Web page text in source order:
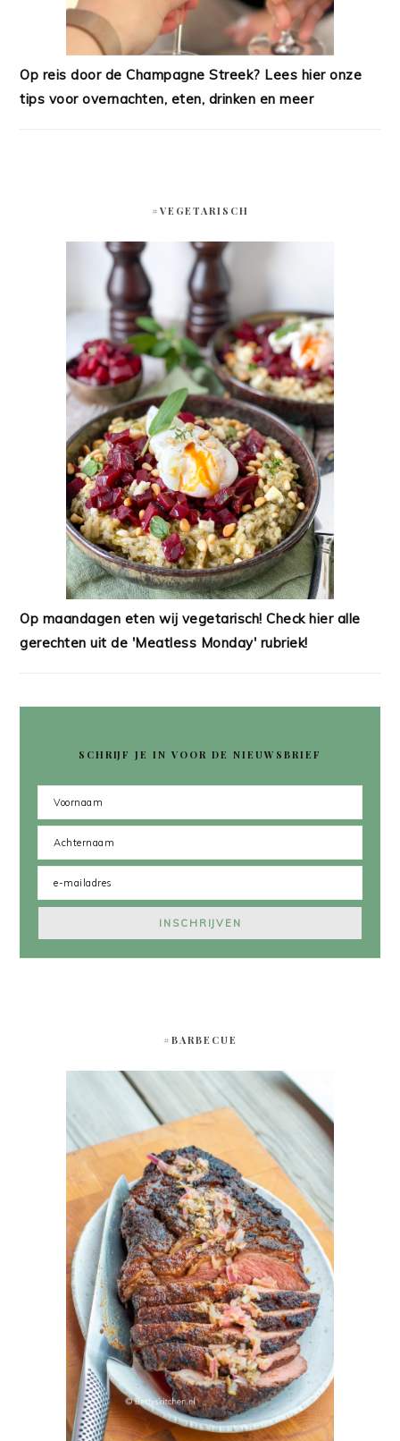
Op reis door de Champagne Streek? Lees hier onze
tips voor overnachten, eten, drinken en meer
#VEGETARISCH
Op maandagen eten wij vegetarisch! Check hier alle
gerechten uit de 'Meatless Monday' rubriek!
SCHRIJF JE IN VOOR DE NIEUWSBRIEF
#BARBECUE